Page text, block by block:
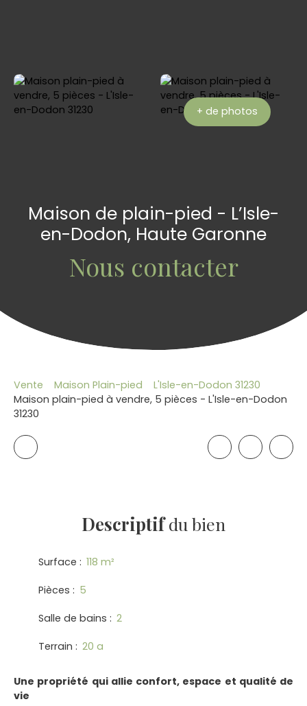
+ de photos
Maison de plain-pied - L’Isle-
en-Dodon, Haute Garonne
Nous contacter
Vente Maison Plain-pied
L'Isle-en-Dodon 31230
Maison plain-pied à vendre, 5 pièces - L'Isle-en-Dodon
31230
Descriptifdu bien
Surface : 118 m²
Pièces : 5
Salle de bains : 2
Terrain : 20 a
Une propriété qui allie confort, espace et qualité de
vie